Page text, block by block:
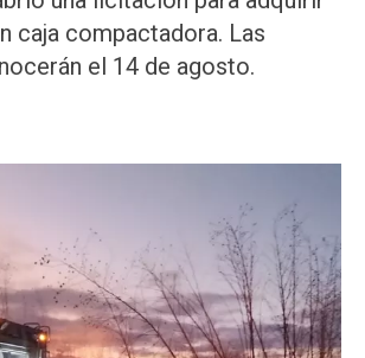
caja compactadora. Las
el 14 de agosto.